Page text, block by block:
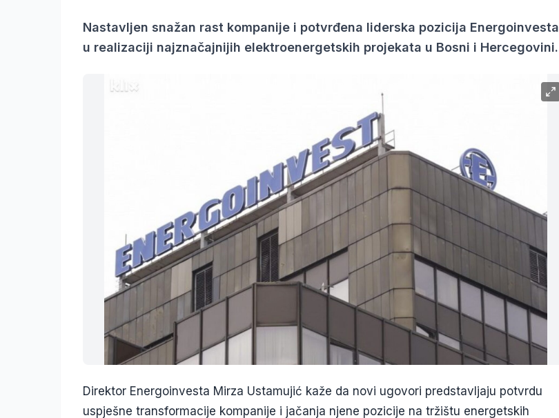
Nastavljen snažan rast kompanije i potvrđena liderska pozicija Energoinvesta
u realizaciji najznačajnijih elektroenergetskih projekata u Bosni i Hercegovini.
Direktor Energoinvesta Mirza Ustamujić kaže da novi ugovori predstavljaju potvrdu
uspješne transformacije kompanije i jačanja njene pozicije na tržištu energetskih